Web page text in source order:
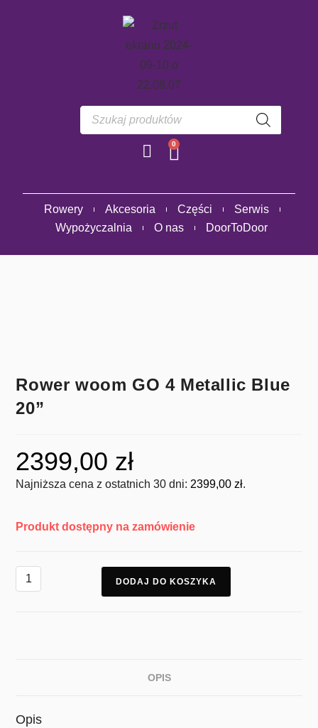
0
Rowery Akcesoria Części
Serwis
Wypożyczalnia
O nas DoorToDoor
Rower woom GO 4 Metallic Blue
20”
2399,00 zł
Najniższa cena z ostatnich 30 dni: 2399,00zł.
Produkt dostępny na zamówienie
DODAJ DO KOSZYKA
OPIS
Opis